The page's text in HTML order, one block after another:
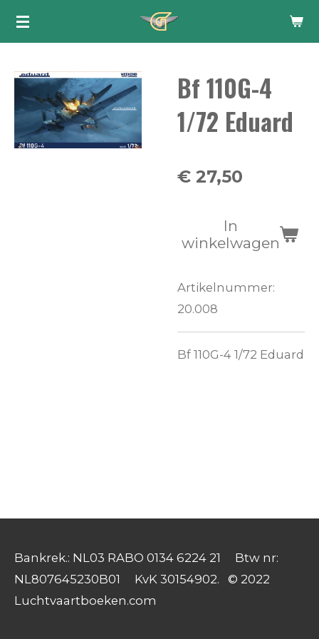
Ga
de
hoofdinhoud
Bf 110G-4
1/72 Eduard
€ 27,50
In
winkelwagen
Artikelnummer:
20.008
Bf 110G-4 1/72 Eduard
Bankrek.: NL03 RABO 0134 6224 21 Btw nr:
NL807645230B01 KvK 30154902. © 2022
Luchtvaartboeken.com